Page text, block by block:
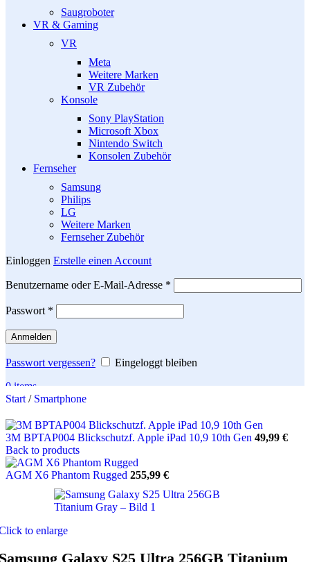
Saugroboter
VR & Gaming
VR
Meta
Weitere Marken
VR Zubehör
Konsole
Sony PlayStation
Microsoft Xbox
Nintendo Switch
Konsolen Zubehör
Fernseher
Samsung
Philips
LG
Weitere Marken
Fernseher Zubehör
Einloggen Erstelle einen Account
Benutzername oder E-Mail-Adresse *
Passwort *
Anmelden
Passwort vergessen?
Eingeloggt bleiben
0items
Start / Smartphone
3M BPTAP004 Blickschutzf. Apple iPad 10,9 10th Gen 49,99 €
Back to products
AGM X6 Phantom Rugged 255,99 €
to enlarge
Galaxy S25 Ultra 256GB Titanium